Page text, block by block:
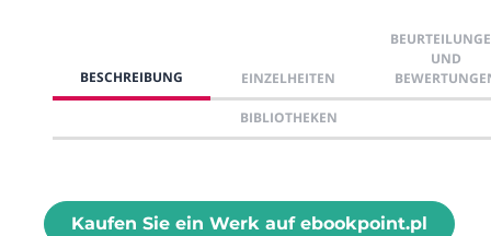
BESCHREIBUNG EINZELHEITEN
UND
BIBLIOTHEKEN
Kaufen Sie ein Werk auf ebookpoint.pl